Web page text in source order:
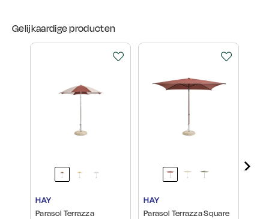
Gelijkaardige producten
HAY
Parasol Terrazza
HAY
Parasol Terrazza Square